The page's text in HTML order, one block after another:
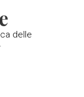
delle